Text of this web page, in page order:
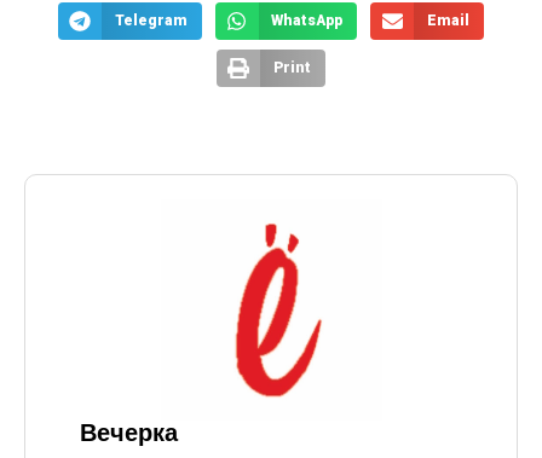
Telegram WhatsApp Email
Print
Вечерка